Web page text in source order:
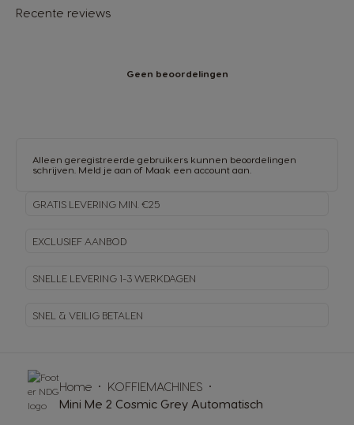
Recente reviews
Geen beoordelingen
Alleen geregistreerde gebruikers kunnen beoordelingen
schrijven. Meld je aan of Maak een account aan
GRATIS LEVERING MIN. €25
EXCLUSIEF AANBOD
SNELLE LEVERING 1-3 WERKDAGEN
SNEL & VEILIG BETALEN
Home
KOFFIEMACHINES
Mini Me 2 Cosmic Grey Automatisch